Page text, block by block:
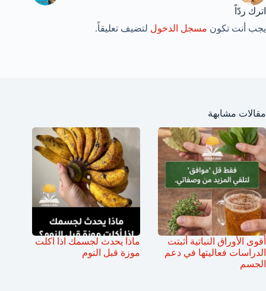
اترك ردّاً
يجب أنت تكون مسجل الدخول لتضيف تعليقاً.
مقالات مشابهة
أقوى الأوراق النباتية أثبتت
الدراسات فعاليتها في دعم
الجسم
ماذا يحدث لجسمك اذا اكلت
موزة قبل النوم